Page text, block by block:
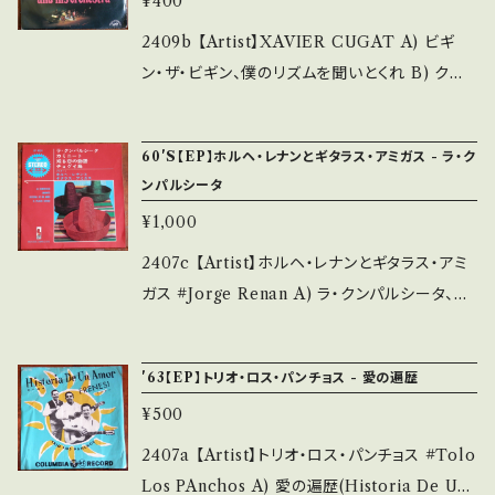
d that it is second hand. *詳しくは ■■■
状態・説明 / 発送について■■■ をご覧くださ
い。 https://onbankutsu.thebase.in/items/1
TPwyCOl 【Condition】 Jacket/Record：B/
B (国内盤/Wジャケ) *ジャケ黄しみ、インナー
破れ ________________________
少痛み・キズなど見られる C・痛み多・キズ多く
痛み多 *その他、+ - で補足しています。 *中古と
いう事をご理解して頂ける方のご購入をお願い
致します。 Please purchase it if you under
stand that it is second hand. *詳しくは ■
ms/14252144 お知らせ等は、About 画面にて
2409b 【Artist】XAVIER CUGAT A) ビギ
ン・ザ・ビギン、僕のリズムを聞いとくれ B) クマ
*ラテン/ルンバ 参考視聴: - 【Condition】 Jack
et/Record：B/B+ (国内盤/袋ジャケ) *4chス
テレオ(QS) 「千趣会」雑誌付録 _________
________________ 【About the stat
e/状態説明】 S・新品未開封など A・綺麗・キズ
で補足しています。 *中古という事をご理解して
頂ける方のご購入をお願い致します。 Please p
urchase it if you understand that it is se
cond hand. *詳しくは ■■■状態・説明 / 発
60'S【EP】ホルヘ・レナンとギタラス・アミガス - ラ・ク
ンパルシータ
¥1,000
2407c 【Artist】ホルヘ・レナンとギタラス・アミ
ガス #Jorge Renan A) ラ・クンパルシータ、カ
*ラテン/タンゴ 参考視聴: - 【Condition】 Ja
cket/Record：B/B (国内盤/赤盤/袋ジャケ) *
コンパクト7 ____________________
_____ 【About the state/状態説明】 S・新
'63【EP】トリオ・ロス・パンチョス - 愛の遍歴
¥500
2407a 【Artist】トリオ・ロス・パンチョス #Tolo
Los PAnchos A) 愛の遍歴(Historia De Un